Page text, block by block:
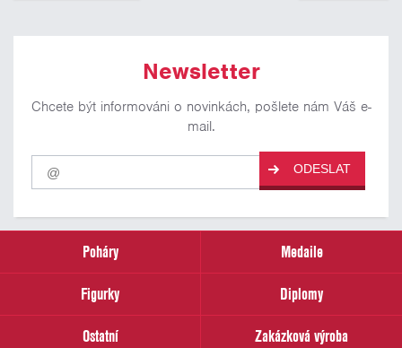
Newsletter
Chcete být informováni o novinkách, pošlete nám Váš e-
mail.
Pro
odběr
našich
email
ODESLAT
Poháry
Medaile
Figurky
Diplomy
Ostatní
Zakázková výroba